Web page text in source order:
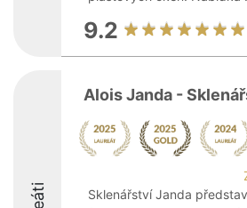
9.2
Alois Janda -
Sklenářství Janda